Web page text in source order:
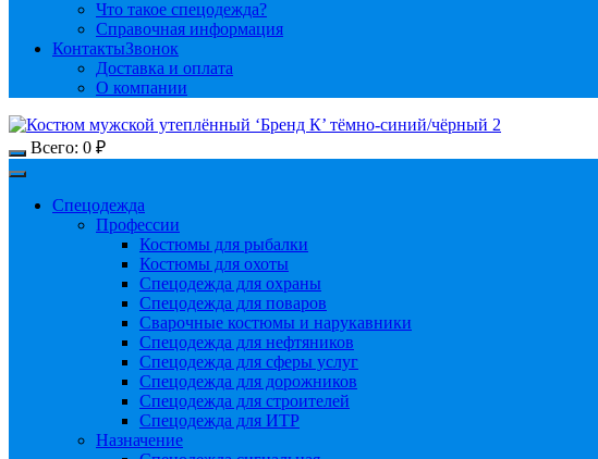
Что такое спецодежда?
Справочная информация
КонтактыЗвонок
Доставка и оплата
О компании
Всего: 0 ₽
Спецодежда
Профессии
Костюмы для рыбалки
Костюмы для охоты
Спецодежда для охраны
Спецодежда для поваров
Сварочные костюмы и нарукавники
Спецодежда для нефтяников
Спецодежда для сферы услуг
Спецодежда для дорожников
Спецодежда для строителей
Спецодежда для ИТР
Назначение